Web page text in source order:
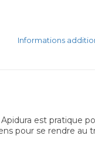
Informations
est pratique
pour se rendre au